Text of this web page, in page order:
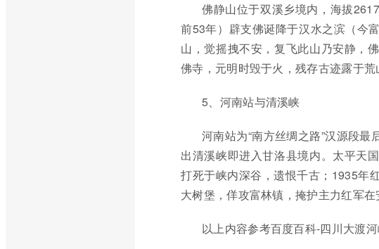
佛静山位于双溪乡境内，海拔
前53年）辟支佛诞降于汉水之滨（今
山，觉摇拽不安，复飞此山乃安静，
佛寺，元明时毁于火，残存古迹露于荒
5、河南站与清溪峡
河南站为“南方丝绸之路”汉源段最
出清溪峡即进入甘洛县境内。太平天
打死于峡内深谷，遗恨千古；1935年
大树堡，佯攻富林镇，掩护主力红军在
以上内容参考百度百科-四川大渡